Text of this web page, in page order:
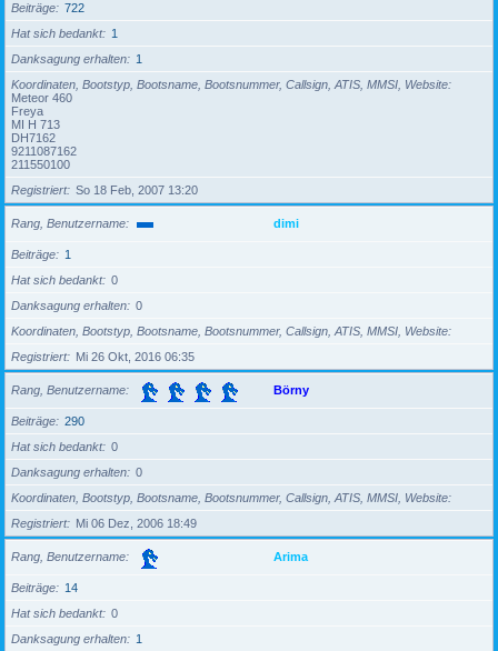
Beiträge
722
Hat sich bedankt
1
Danksagung erhalten
1
Koordinaten, Bootstyp, Bootsname, Bootsnummer, Callsign, ATIS, MMSI, Website
Meteor 460
Freya
MI H 713
DH7162
9211087162
211550100
Registriert
So 18 Feb, 2007 13:20
Rang, Benutzername dimi
Beiträge
1
Hat sich bedankt
0
Danksagung erhalten
0
Koordinaten, Bootstyp, Bootsname, Bootsnummer, Callsign, ATIS, MMSI, Website
Registriert
Mi 26 Okt, 2016 06:35
Rang, Benutzername Börny
Beiträge
290
Hat sich bedankt
0
Danksagung erhalten
0
Koordinaten, Bootstyp, Bootsname, Bootsnummer, Callsign, ATIS, MMSI, Website
Registriert
Mi 06 Dez, 2006 18:49
Rang, Benutzername Arima
Beiträge
14
Hat sich bedankt
0
Danksagung erhalten
1